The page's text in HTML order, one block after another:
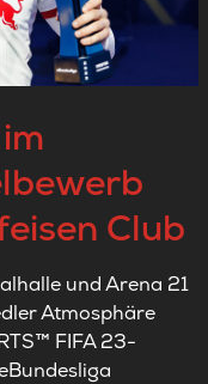
Club
und Arena 21
Atmosphäre
FIFA 23-